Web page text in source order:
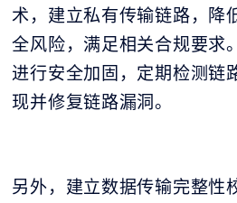
术，建立私有传输链路，降
全风险，满足相关合规要求
进行安全加固，定期检测链
现并修复链路漏洞。
另外，建立数据传输完整性